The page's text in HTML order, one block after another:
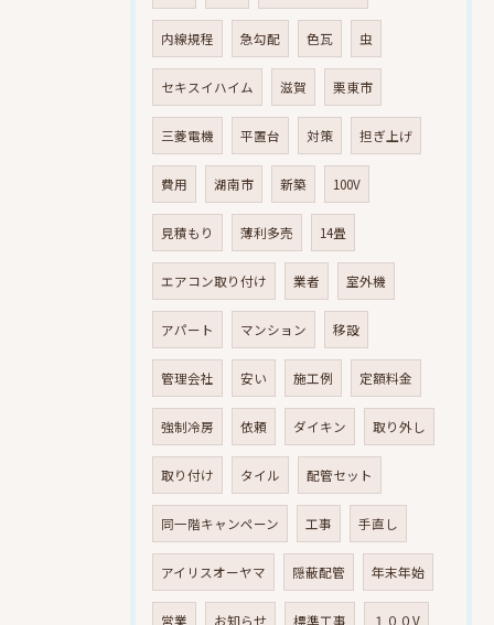
内線規程 急勾配 色瓦 虫
セキスイハイム 滋賀 栗東市
三菱電機 平置台 対策 担ぎ上げ
費用 湖南市 新築 100V
見積もり 薄利多売 14畳
エアコン取り付け 業者 室外機
アパート マンション 移設
管理会社 安い 施工例 定額料金
強制冷房 依頼 ダイキン 取り外し
取り付け タイル 配管セット
同一階キャンペーン 工事 手直し
アイリスオーヤマ 隠蔽配管 年末年始
営業 お知らせ 標準工事 １００V